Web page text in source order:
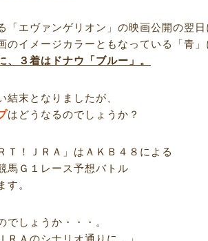
「エヴァンゲリオン」の映画公開の翌
のイメージカラーともなっている「青
、３着はドナウ「ブルー」。
末となりましたが、
はどうなるのでしょうか？
Ｔ！ＪＲＡ」はＡＫＢ４８による
馬Ｇ１レース予想バトル
す。
でしょうか・・・。